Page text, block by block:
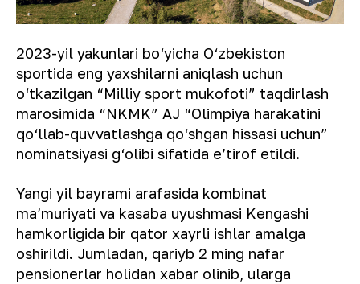
2023-yil yakunlari bo‘yicha O‘zbekiston
sportida eng yaxshilarni aniqlash uchun
o‘tkazilgan “Milliy sport mukofoti” taqdirlash
marosimida “NKMK” AJ “Olimpiya harakatini
qo‘llab-quvvatlashga qo‘shgan hissasi uchun”
nominatsiyasi g‘olibi sifatida eʼtirof etildi.
Yangi yil bayrami arafasida kombinat
maʼmuriyati va kasaba uyushmasi Kengashi
hamkorligida bir qator xayrli ishlar amalga
oshirildi. Jumladan, qariyb 2 ming nafar
pensionerlar holidan xabar olinib, ularga